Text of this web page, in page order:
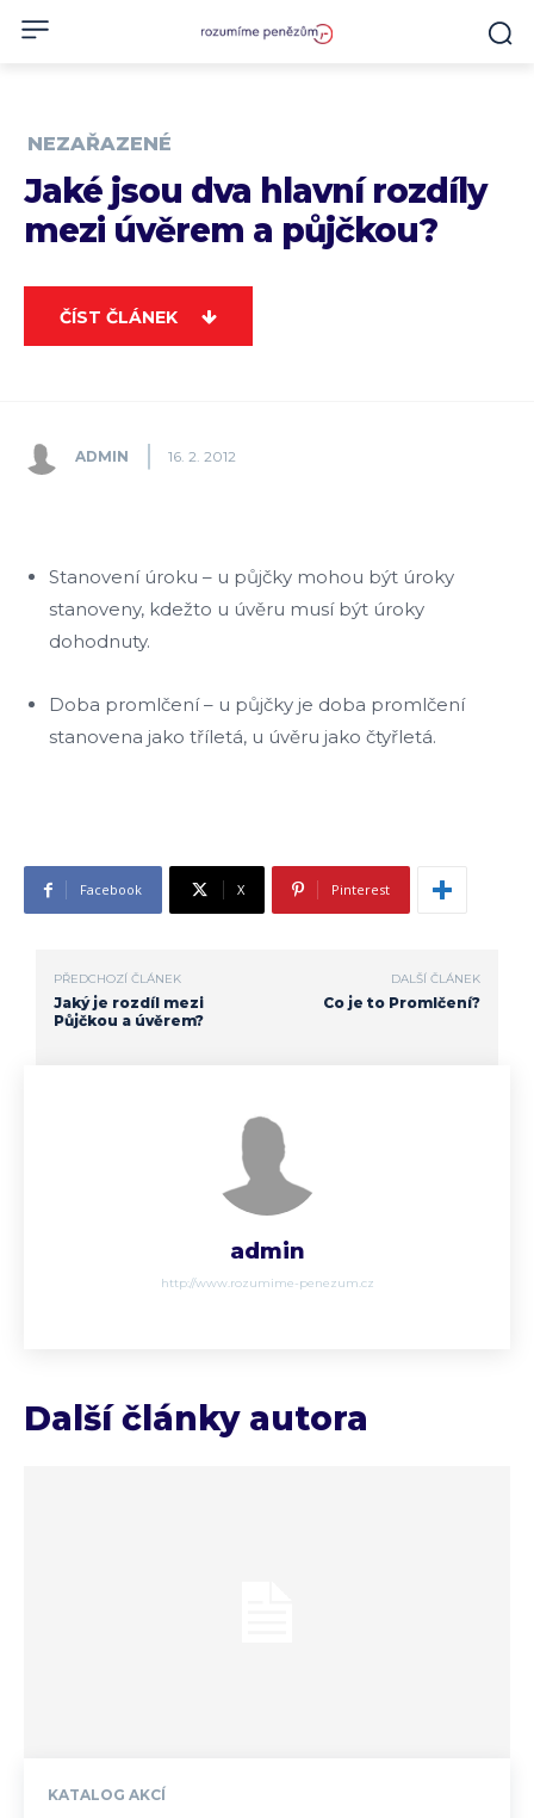
NEZAŘAZENÉ
Jaké jsou dva hlavní rozdíly
mezi úvěrem a půjčkou?
ČÍST ČLÁNEK
ADMIN 16. 2. 2012
Stanovení úroku – u půjčky mohou být úroky
stanoveny, kdežto u úvěru musí být úroky
dohodnuty.
Doba promlčení – u půjčky je doba promlčení
stanovena jako tříletá, u úvěru jako čtyřletá.
Facebook X Pinterest
PŘEDCHOZÍ ČLÁNEK
Jaký je rozdíl mezi
Půjčkou a úvěrem?
DALŠÍ ČLÁNEK
Co je to Promlčení?
admin
http://www.rozumime-penezum.cz
Další články autora
KATALOG AKCÍ